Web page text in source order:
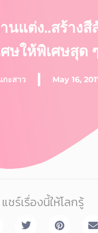
นแต่ง..สร้าง
ษให้พิเศษสุด
กะสาว May 16,
แชร์เรื่องนี้ให้โลกรู้